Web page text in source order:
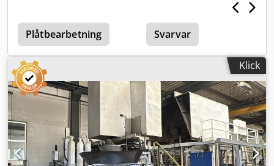
tillverkningsår: 2014, serienummer: 1009 Dcodpfozhaykjx
Aanjk
Plåtbearbetning Svarvar
Klick